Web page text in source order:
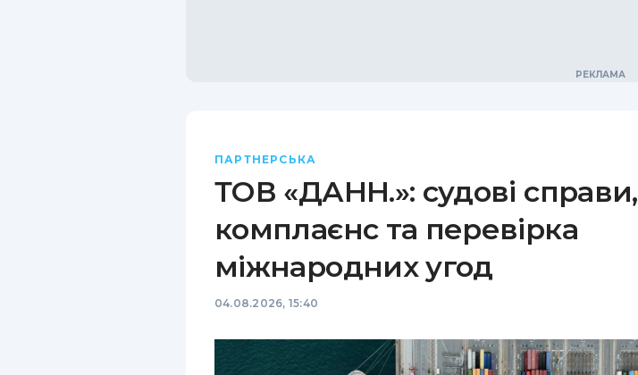
ПАРТНЕРСЬКА
ТОВ «ДАНН.»: судові справи,
комплаєнс та перевірка
міжнародних угод
04.08.2026, 15:40